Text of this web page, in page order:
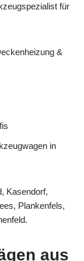
für
&
in
Kasendorf,
Plankenfels,
aus